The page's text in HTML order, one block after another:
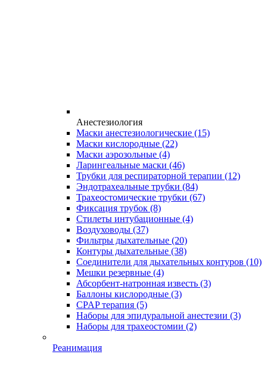
Анестезиология
Маски анестезиологические (15)
Маски кислородные (22)
Маски аэрозольные (4)
Ларингеальные маски (46)
Трубки для респираторной терапии (12)
Эндотрахеальные трубки (84)
Трахеостомические трубки (67)
Фиксация трубок (8)
Стилеты интубационные (4)
Воздуховоды (37)
Фильтры дыхательные (20)
Контуры дыхательные (38)
Соединители для дыхательных контуров (10)
Мешки резервные (4)
Абсорбент-натронная известь (3)
Баллоны кислородные (3)
CPAP терапия (5)
Наборы для эпидуральной анестезии (3)
Наборы для трахеостомии (2)
Реанимация